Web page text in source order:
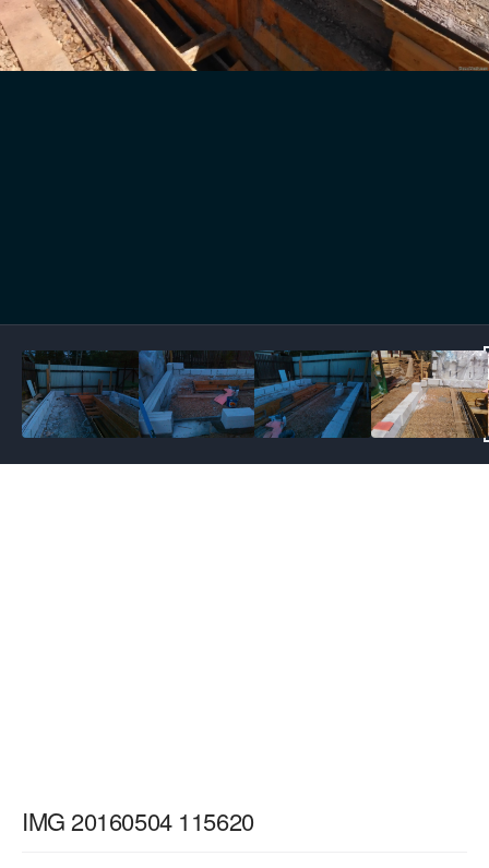
IMG 20160504 115620